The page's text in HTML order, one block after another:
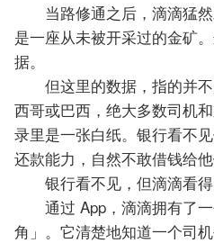
当路修通之后，滴滴猛
是一座从未被开采过的金矿
据。
但这里的数据，指的并
西哥或巴西，绝大多数司机
录里是一张白纸。银行看不
还款能力，自然不敢借钱给他
银行看不见，但滴滴看得
通过 App，滴滴拥有了
角」。它清楚地知道一个司